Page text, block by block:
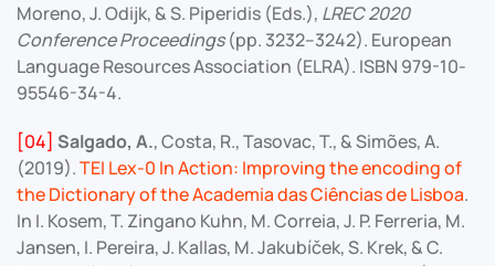
Moreno, J. Odijk, & S. Piperidis (Eds.), LREC 2020
Conference Proceedings(pp. 3232–3242). European
Language Resources Association (ELRA). ISBN 979-10-
95546-34-4.
[04] Salgado, A., Costa, R., Tasovac, T., & Simões, A.
(2019).TEI Lex-0 In Action: Improving the encoding of
the Dictionary of the Academia das Ciências de Lisboa.
In I. Kosem, T. Zingano Kuhn, M. Correia, J. P. Ferreria, M.
Jansen, I. Pereira, J. Kallas, M. Jakubíček, S. Krek, & C.